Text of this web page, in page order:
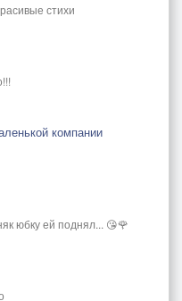
стихи
компании
юбку ей поднял... 😘🌹